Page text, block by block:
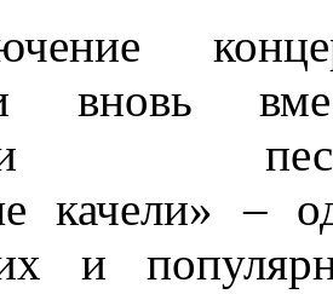
вновь
качели» –
и